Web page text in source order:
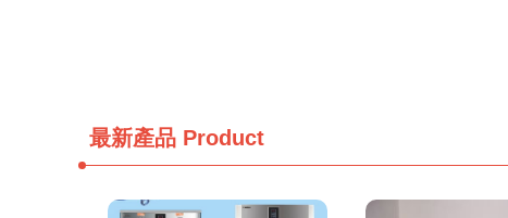
最新產品 Product